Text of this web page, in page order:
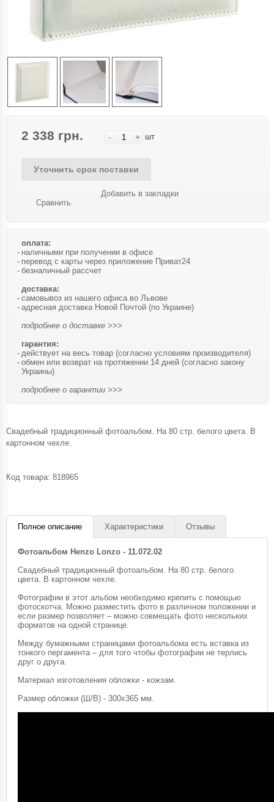
2 338 грн. - + шт
Уточнить срок поставки
Сравнить
Добавить в закладки
оплата:
наличными при получении в офисе
перевод с карты через приложение Приват24
безналичный рассчет
доставка:
самовывоз из нашего офиса во Львове
адресная доставка Новой Почтой (по Украине)
подробнее о доставке >>>
гарантия:
действует на весь товар (согласно условиям производителя)
обмен или возврат на протяжении 14 дней (согласно закону
Украины)
подробнее о гарантии >>>
Свадебный традиционный фотоальбом. На 80 стр. белого цвета. В
картонном чехле.
Код товара: 818965
Полное описание Характеристики Отзывы
Фотоальбом Henzo Lonzo - 11.072.02
Свадебный традиционный фотоальбом. На 80 стр. белого
цвета. В картонном чехле.
Фотографии в этот альбом необходимо крепить с помощью
фотоскотча. Можно разместить фото в различном положении и
если размер позволяет – можно совмещать фото нескольких
форматов на одной странице.
Между бумажными страницами фотоальбома есть вставка из
тонкого пергамента – для того чтобы фотографии не терлись
друг о друга.
Материал изготовления обложки - кожзам.
Размер обложки (Ш/В) - 300х365 мм.